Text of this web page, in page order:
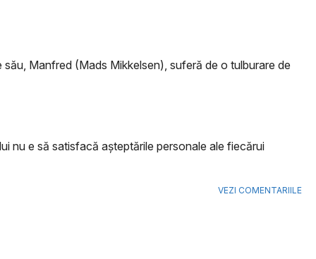
Manfred (Mads Mikkelsen), suferă de o tulburare de
nu e să satisfacă aşteptările personale ale fiecărui
VEZI COMENTARIILE